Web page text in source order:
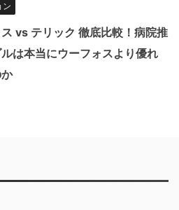
ン
vs テリック 徹底比較！病院推
は本当にウーフォスより優れ